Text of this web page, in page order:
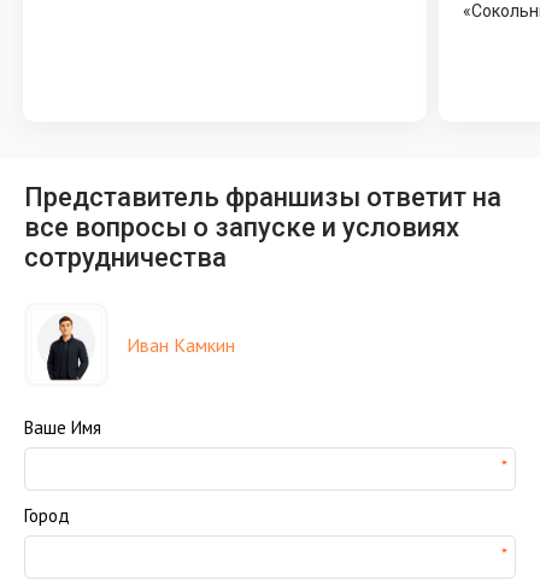
Представитель франшизы ответит на
все вопросы о запуске и условиях
сотрудничества
Иван Камкин
Ваше Имя
Город